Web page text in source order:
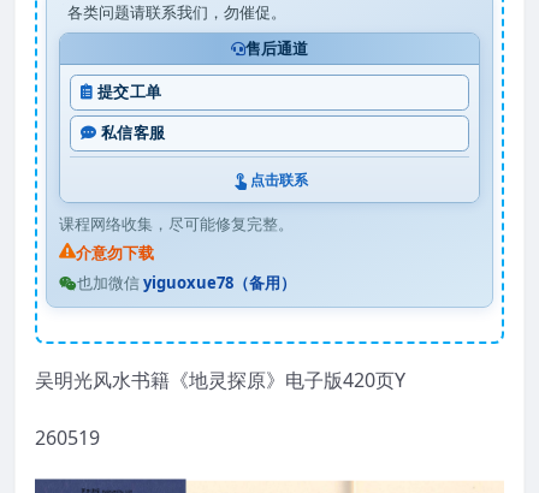
各类问题请联系我们，勿催促。
售后通道
提交工单
私信客服
点击联系
课程网络收集，尽可能修复完整。
介意勿下载
也加微信yiguoxue78（备用）
吴明光风水书籍《地灵探原》电子版420页Y
260519